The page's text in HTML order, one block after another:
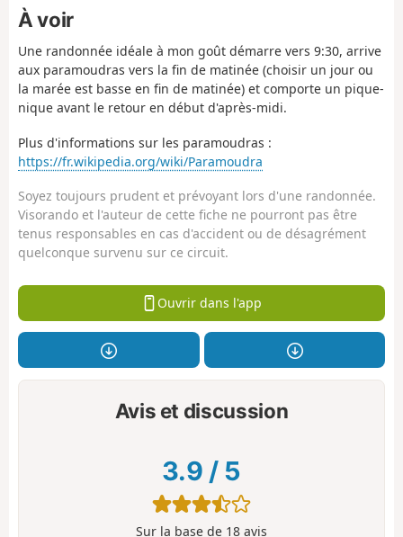
À voir
Une randonnée idéale à mon goût démarre vers 9:30, arrive
aux paramoudras vers la fin de matinée (choisir un jour ou
la marée est basse en fin de matinée) et comporte un pique-
nique avant le retour en début d'après-midi.
Plus d'informations sur les paramoudras :
https://fr.wikipedia.org/wiki/Paramoudra
Soyez toujours prudent et prévoyant lors d'une randonnée.
Visorando et l'auteur de cette fiche ne pourront pas être
tenus responsables en cas d'accident ou de désagrément
quelconque survenu sur ce circuit.
Ouvrir dans l'app
Avis et discussion
3.9 / 5
Sur la base de 18 avis